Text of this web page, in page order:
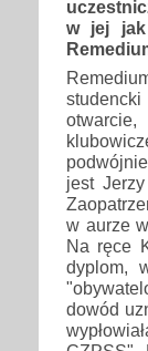
w jej jak
jest
w aurze
Na ręce
dyplom,
dowód